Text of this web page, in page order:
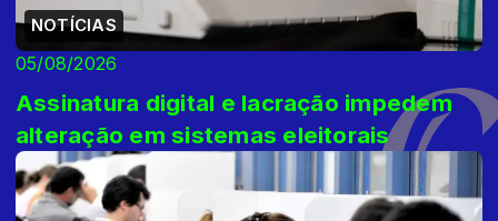
NOTÍCIAS
05/08/2026
Assinatura digital e lacração impedem
alteração em sistemas eleitorais